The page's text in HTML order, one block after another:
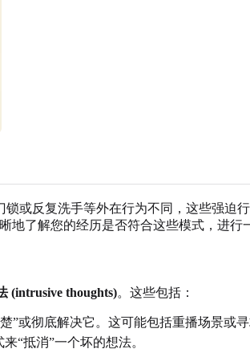
或反复洗手等外在行为不同，这些强迫
地了解您的经历是否符合这些模式，进行
(intrusive thoughts)。这些包括：
”或彻底解决它。这可能包括重播场景或寻
“抵消”一个坏的想法。